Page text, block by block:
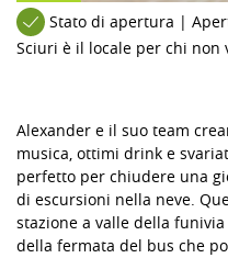
Stato di apertura |
Sciuri è il locale per chi non
Alexander e il suo team
musica, ottimi drink e
perfetto per chiudere una
di escursioni nella neve.
stazione a valle della
della fermata del bus che